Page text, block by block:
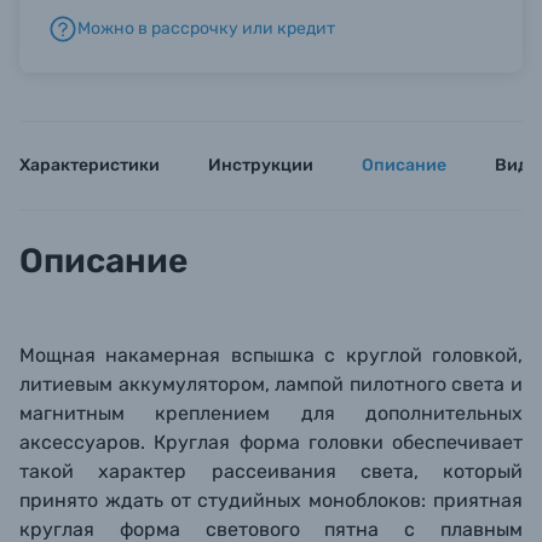
Можно в рассрочку или кредит
Характеристики Инструкции Описание
Описание
Мощная накамерная вспышка с круглой головкой,
литиевым аккумулятором, лампой пилотного света и
магнитным креплением для дополнительных
аксессуаров. Круглая форма головки обеспечивает
такой характер рассеивания света, который
принято ждать от студийных моноблоков: приятная
круглая форма светового пятна с плавным